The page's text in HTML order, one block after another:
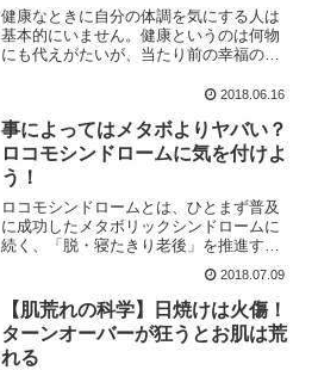
健康なときに自分の体調を気にする人は
基本的にいません。健康というのは何物
にも代えがたいが、当たり前の幸福の一
気になったり大けがをしなければ分から
のです。
2018.06.16
事によってはメタボよりヤバい？
ロコモシンドロームに気を付けよ
う！
ロコモシンドロームとは、ひとまず普及
に成功したメタボリックシンドロームに
続く、「脱・寝たきり老後」を推進する
ちで目にするようになっている言葉。正
確にいえば、ロコモティブシンドローム
の事です。
2018.07.09
【肌荒れの科学】日焼けは火傷！
ターンオーバーが狂うとお肌は荒
れる